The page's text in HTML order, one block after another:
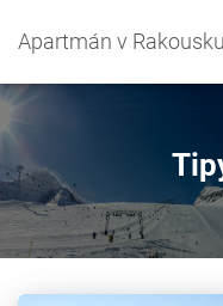
Apartmán v Rakousku